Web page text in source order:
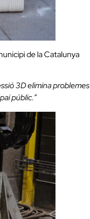
de la Catalunya
3D elimina problemes
públic.”